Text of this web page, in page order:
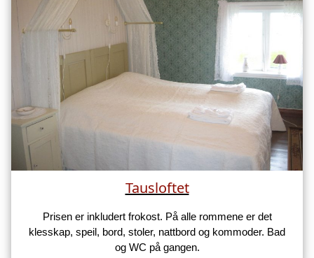
Tausloftet
Prisen er inkludert frokost. På alle rommene er det
klesskap, speil, bord, stoler, nattbord og kommoder. Bad
og WC på gangen.